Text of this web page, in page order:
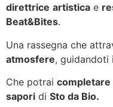
direttrice artistica e
Beat&Bites.
Una rassegna che
atmosfere, guidandoti
Che potrai completare
sapori di Sto da Bio.